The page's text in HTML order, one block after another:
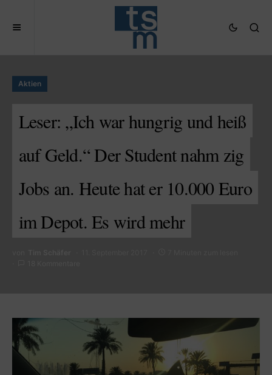
Aktien
Leser: „Ich war hungrig und heiß
auf Geld.“ Der Student nahm zig
Jobs an. Heute hat er 10.000 Euro
im Depot. Es wird mehr